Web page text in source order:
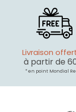
Livraison
à partir de
* en point Mondial